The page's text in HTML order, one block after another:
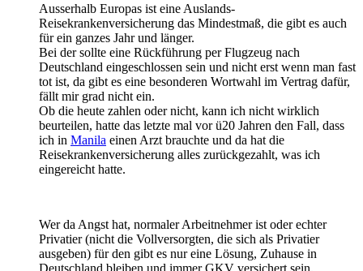
Ausserhalb Europas ist eine Auslands-
Reisekrankenversicherung das Mindestmaß, die gibt es auch
für ein ganzes Jahr und länger.
Bei der sollte eine Rückführung per Flugzeug nach
Deutschland eingeschlossen sein und nicht erst wenn man fast
tot ist, da gibt es eine besonderen Wortwahl im Vertrag dafür,
fällt mir grad nicht ein.
Ob die heute zahlen oder nicht, kann ich nicht wirklich
beurteilen, hatte das letzte mal vor ü20 Jahren den Fall, dass
ich in Manila einen Arzt brauchte und da hat die
Reisekrankenversicherung alles zurückgezahlt, was ich
eingereicht hatte.
Wer da Angst hat, normaler Arbeitnehmer ist oder echter
Privatier (nicht die Vollversorgten, die sich als Privatier
ausgeben) für den gibt es nur eine Lösung, Zuhause in
Deutschland bleiben und immer GKV versichert sein.